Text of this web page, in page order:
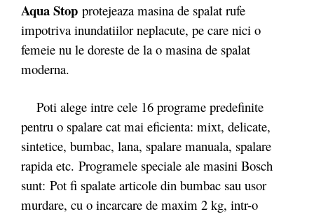
Aqua Stop protejeaza masina de spalat rufe
impotriva inundatiilor neplacute, pe care nici o
femeie nu le doreste de la o masina de spalat
moderna.
Poti alege intre cele 16 programe predefinite
pentru o spalare cat mai eficienta: mixt, delicate,
sintetice, bumbac, lana, spalare manuala, spalare
rapida etc. Programele speciale ale masini Bosch
sunt: Pot fi spalate articole din bumbac sau usor
murdare, cu o incarcare de maxim 2 kg, intr-o